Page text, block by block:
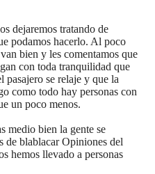
dejaremos tratando de
podamos hacerlo. Al poco
bien y les comentamos que
con toda tranquilidad que
pasajero se relaje y que la
como todo hay personas con
un poco menos.
medio bien la gente se
blablacar Opiniones del
hemos llevado a personas